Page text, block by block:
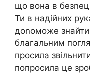
що вона в
Ти в надійних
доnоможе
благальним
просила
попросила це